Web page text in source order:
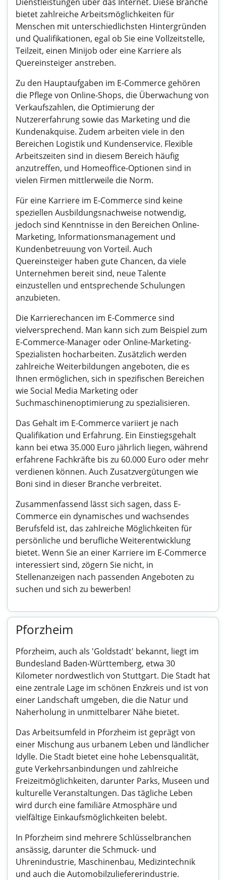
bietet zahlreiche Arbeitsmöglichkeiten für
Menschen mit unterschiedlichsten Hintergründen
und Qualifikationen, egal ob Sie eine Vollzeitstelle,
Teilzeit, einen Minijob oder eine Karriere als
Quereinsteiger anstreben.
Zu den Hauptaufgaben im E-Commerce gehören
die Pflege von Online-Shops, die Überwachung von
Verkaufszahlen, die Optimierung der
Nutzererfahrung sowie das Marketing und die
Kundenakquise. Zudem arbeiten viele in den
Bereichen Logistik und Kundenservice. Flexible
Arbeitszeiten sind in diesem Bereich häufig
anzutreffen, und Homeoffice-Optionen sind in
vielen Firmen mittlerweile die Norm.
Für eine Karriere im E-Commerce sind keine
speziellen Ausbildungsnachweise notwendig,
jedoch sind Kenntnisse in den Bereichen Online-
Marketing, Informationsmanagement und
Kundenbetreuung von Vorteil. Auch
Quereinsteiger haben gute Chancen, da viele
Unternehmen bereit sind, neue Talente
einzustellen und entsprechende Schulungen
anzubieten.
Die Karrierechancen im E-Commerce sind
vielversprechend. Man kann sich zum Beispiel zum
E-Commerce-Manager oder Online-Marketing-
Spezialisten hocharbeiten. Zusätzlich werden
zahlreiche Weiterbildungen angeboten, die es
Ihnen ermöglichen, sich in spezifischen Bereichen
wie Social Media Marketing oder
Suchmaschinenoptimierung zu spezialisieren.
Das Gehalt im E-Commerce variiert je nach
Qualifikation und Erfahrung. Ein Einstiegsgehalt
kann bei etwa 35.000 Euro jährlich liegen, während
erfahrene Fachkräfte bis zu 60.000 Euro oder mehr
verdienen können. Auch Zusatzvergütungen wie
Boni sind in dieser Branche verbreitet.
Zusammenfassend lässt sich sagen, dass E-
Commerce ein dynamisches und wachsendes
Berufsfeld ist, das zahlreiche Möglichkeiten für
persönliche und berufliche Weiterentwicklung
bietet. Wenn Sie an einer Karriere im E-Commerce
interessiert sind, zögern Sie nicht, in
Stellenanzeigen nach passenden Angeboten zu
suchen und sich zu bewerben!
Pforzheim
Pforzheim, auch als 'Goldstadt' bekannt, liegt im
Bundesland Baden-Württemberg, etwa 30
Kilometer nordwestlich von Stuttgart. Die Stadt hat
eine zentrale Lage im schönen Enzkreis und ist von
einer Landschaft umgeben, die die Natur und
Naherholung in unmittelbarer Nähe bietet.
Das Arbeitsumfeld in Pforzheim ist geprägt von
einer Mischung aus urbanem Leben und ländlicher
Idylle. Die Stadt bietet eine hohe Lebensqualität,
gute Verkehrsanbindungen und zahlreiche
Freizeitmöglichkeiten, darunter Parks, Museen und
kulturelle Veranstaltungen. Das tägliche Leben
wird durch eine familiäre Atmosphäre und
vielfältige Einkaufsmöglichkeiten belebt.
In Pforzheim sind mehrere Schlüsselbranchen
ansässig, darunter die Schmuck- und
Uhrenindustrie, Maschinenbau, Medizintechnik
und auch die Automobilzuliefererindustrie.